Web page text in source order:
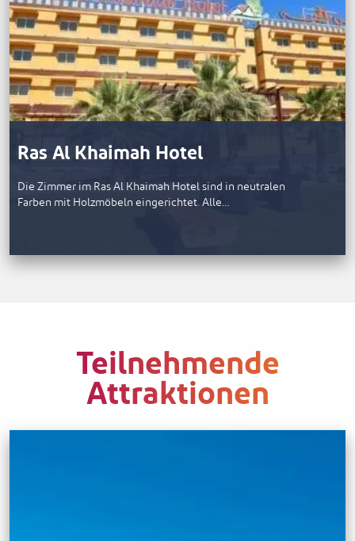
Ras Al Khaimah Hotel
Die Zimmer im Ras Al Khaimah Hotel sind in neutralen
Farben mit Holzmöbeln eingerichtet. Alle…
Teilnehmende
Attraktionen